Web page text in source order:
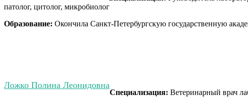
патолог, цитолог, микробиолог
Образование: Окончила Санкт-Петербургскую государственную
Ложко Полина Леонидовна
Специализация: Ветеринарный врач